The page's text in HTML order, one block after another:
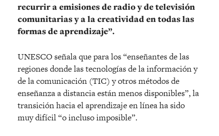
recurrir a emisiones de radio y de televisión
comunitarias y a la creatividad en todas las
formas de aprendizaje”.
UNESCO señala que para los “enseñantes de las
regiones donde las tecnologías de la información y
de la comunicación (TIC) y otros métodos de
enseñanza a distancia están menos disponibles”, la
transición hacia el aprendizaje en línea ha sido
muy difícil “o incluso imposible”.